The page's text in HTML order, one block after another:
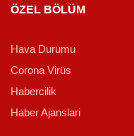
ÖZEL BÖLÜM
Hava Durumu
Corona Virüs
Habercilik
Haber Ajanslari